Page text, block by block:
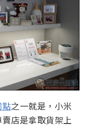
點之一就是，小米
店是拿取貨架上